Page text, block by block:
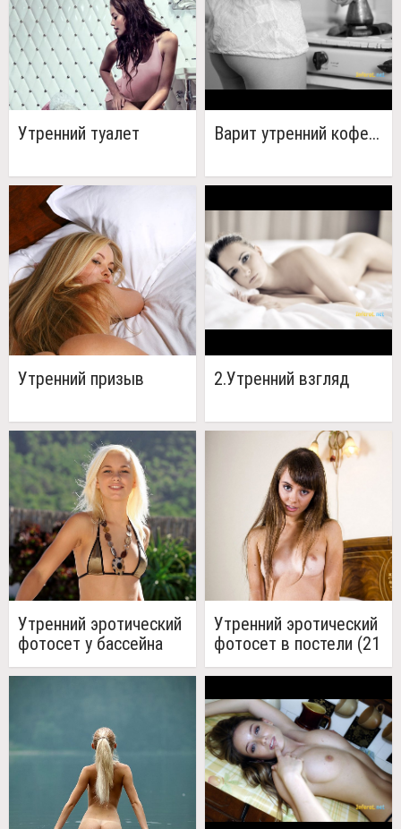
Утренний туалет Варит утренний кофе...
Утренний призыв 2.Утренний взгляд
Утренний эротический
фотосет у бассейна
(20 фото)
Утренний эротический
фотосет в постели (21
фото)